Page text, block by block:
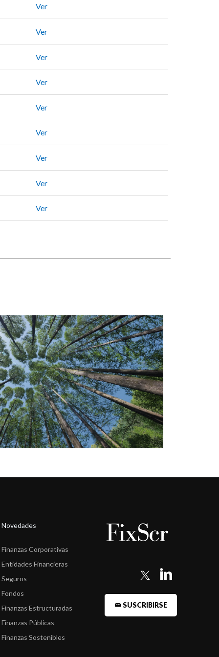
Ver
Ver
Ver
Ver
Ver
Ver
Ver
Ver
Ver
Novedades
Finanzas Corporativas
Entidades Financieras
Seguros
Fondos
Finanzas Estructuradas
Finanzas Públicas
Finanzas Sostenibles
SUSCRIBIRSE